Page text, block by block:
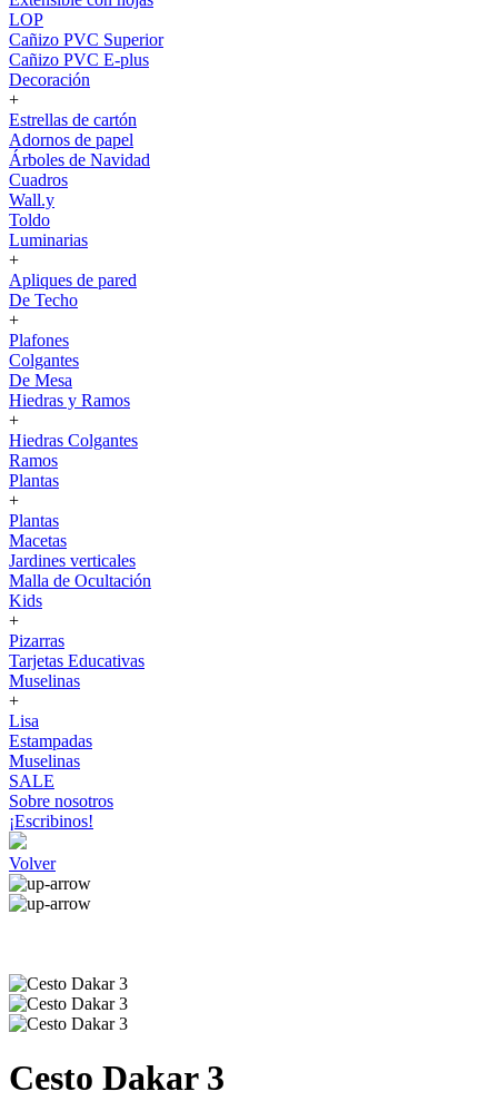
LOP
Cañizo PVC Superior
Cañizo PVC E-plus
Decoración
+
Estrellas de cartón
Adornos de papel
Árboles de Navidad
Cuadros
Wall.y
Toldo
Luminarias
+
Apliques de pared
De Techo
+
Plafones
Colgantes
De Mesa
Hiedras y Ramos
+
Hiedras Colgantes
Ramos
Plantas
+
Plantas
Macetas
Jardines verticales
Malla de Ocultación
Kids
+
Pizarras
Tarjetas Educativas
Muselinas
+
Lisa
Estampadas
Muselinas
SALE
Sobre nosotros
¡Escribinos!
Volver
Cesto Dakar 3